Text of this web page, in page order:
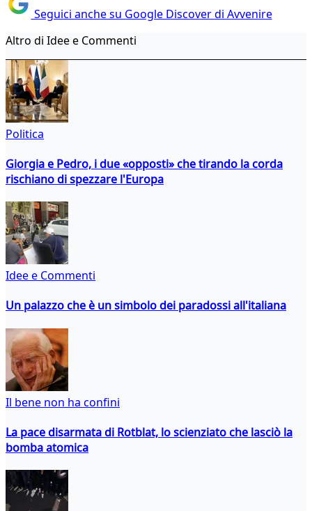
Seguici anche su Google Discover di Avvenire
Altro di Idee e Commenti
Politica
Giorgia e Pedro, i due «opposti» che tirando la corda
rischiano di spezzare l'Europa
Idee e Commenti
Un palazzo che è un simbolo dei paradossi all'italiana
Il bene non ha confini
La pace disarmata di Rotblat, lo scienziato che lasciò la
bomba atomica